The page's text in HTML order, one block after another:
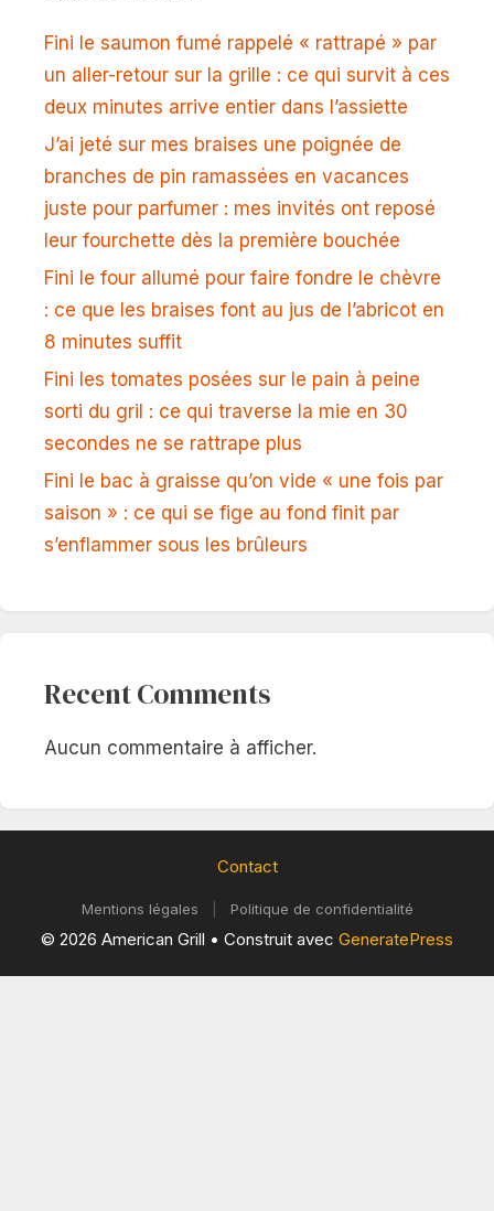
Fini le saumon fumé rappelé « rattrapé » par
un aller-retour sur la grille : ce qui survit à ces
deux minutes arrive entier dans l’assiette
J’ai jeté sur mes braises une poignée de
branches de pin ramassées en vacances
juste pour parfumer : mes invités ont reposé
leur fourchette dès la première bouchée
Fini le four allumé pour faire fondre le chèvre
: ce que les braises font au jus de l’abricot en
8 minutes suffit
Fini les tomates posées sur le pain à peine
sorti du gril : ce qui traverse la mie en 30
secondes ne se rattrape plus
Fini le bac à graisse qu’on vide « une fois par
saison » : ce qui se fige au fond finit par
s’enflammer sous les brûleurs
Recent Comments
Aucun commentaire à afficher.
Contact
Mentions légales Politique de confidentialité
© 2026 American Grill • Construit avec GeneratePress